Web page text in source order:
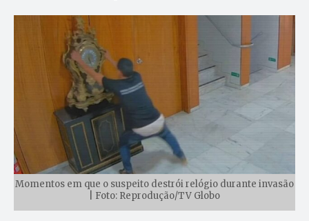
Momentos em que o suspeito destrói relógio durante invasão
| Foto: Reprodução/TV Globo